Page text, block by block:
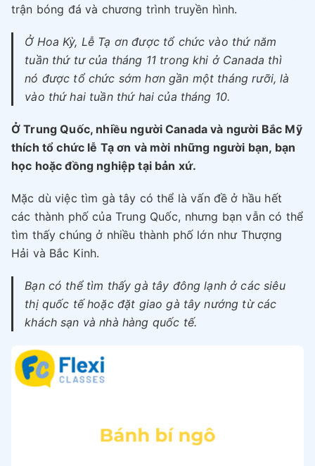
trận bóng đá và chương trình truyền hình.
Ở Hoa Kỳ, Lễ Tạ ơn được tổ chức vào thứ năm
tuần thứ tư của tháng 11 trong khi ở Canada thì
nó được tổ chức sớm hơn gần một tháng rưỡi, là
vào thứ hai tuần thứ hai của tháng 10.
Ở Trung Quốc, nhiều người Canada và người Bắc Mỹ
thích tổ chức lễ Tạ ơn và mời những người bạn, bạn
học hoặc đồng nghiệp tại bản xứ.
Mặc dù việc tìm gà tây có thể là vấn đề ở hầu hết
các thành phố của Trung Quốc, nhưng bạn vẫn có thể
tìm thấy chúng ở nhiều thành phố lớn như Thượng
Hải và Bắc Kinh.
Bạn có thể tìm thấy gà tây đông lạnh ở các siêu
thị quốc tế hoặc đặt giao gà tây nướng từ các
khách sạn và nhà hàng quốc tế.